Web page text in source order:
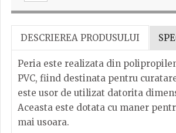
DESCRIEREA PRODUSULUI
Peria este realizata din
PVC, fiind destinata pentru
este usor de utilizat datorita
Aceasta este dotata cu maner
mai usoara.